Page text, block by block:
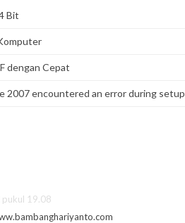
Bit
dengan Cepat
2007 encountered an error during setup
19.08